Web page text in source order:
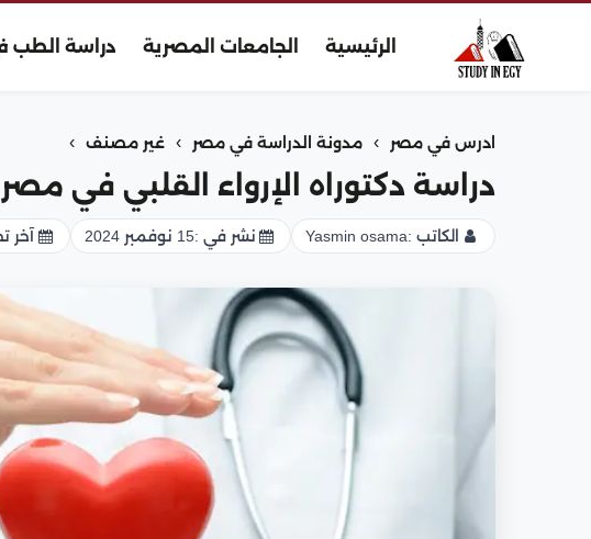
الرئيسية الجامعات المصرية دراسة الطب
ادرس في مصر › مدونة الدراسة في مصر › غير مصنف ›
دراسة دكتوراه الإرواء القلبي في
الكاتب :Yasmin osama نشر في :15 نوفمبر 2024 آخر